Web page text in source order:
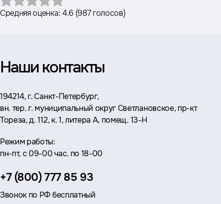
Средняя оценка:4.6 (987 голосов)
Наши контакты
Адрес:
194214, г. Санкт-Петербург,
вн. тер. г. муниципальный округ Светлановское, пр-кт
Тореза, д. 112, к. 1, литера А, помещ. 13-Н
Режим работы:
пн-пт, с 09-00 час. по 18-00
Телефон:
+7 (800) 777 85 93
Звонок по РФ бесплатный